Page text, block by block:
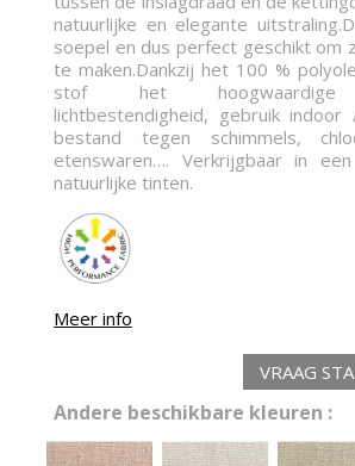
natuurlijke en elegante
soepel en dus perfect geschikt om
te maken.Dankzij het 100 %
stof het hoogwaardige
lichtbestendigheid, gebruik indoor
bestand tegen schimmels,
etenswaren…. Verkrijgbaar in
natuurlijke tinten.
Meer info
VRAAG
Andere beschikbare kleuren :